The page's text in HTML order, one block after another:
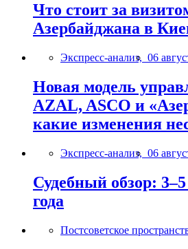
Что стоит за
Азербайджана в
Экспресс-анализ, 06
Новая модель
AZAL, ASCO и
какие изменения
Экспресс-анализ, 06
Судебный обзор: 3–5
года
Постсоветское